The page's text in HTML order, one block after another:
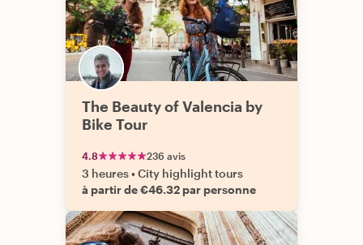
The Beauty of Valencia by
Bike Tour
4.8 236 avis
3 heures•City highlight tours
à partir de €46.32 par personne